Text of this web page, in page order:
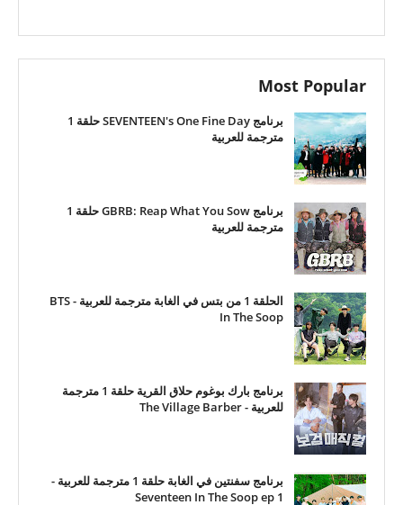
Most Popular
برنامج SEVENTEEN's One Fine Day حلقة 1
مترجمة للعربية
برنامج GBRB: Reap What You Sow حلقة 1
مترجمة للعربية
الحلقة 1 من بتس في الغابة مترجمة للعربية - BTS
In The Soop
برنامج بارك بوغوم حلاق القرية حلقة 1 مترجمة
للعربية - The Village Barber
برنامج سفنتين في الغابة حلقة 1 مترجمة للعربية -
Seventeen In The Soop ep 1